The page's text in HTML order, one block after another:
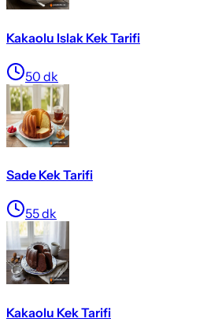
Kakaolu Islak Kek Tarifi
50 dk
Sade Kek Tarifi
55dk
Kakaolu Kek Tarifi